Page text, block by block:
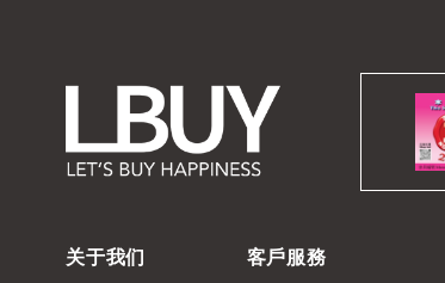
关于我们 客戶服務